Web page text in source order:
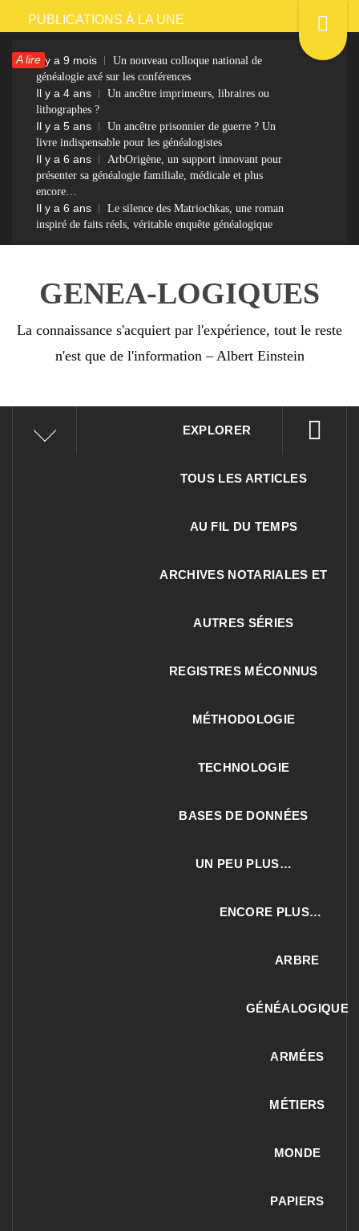
Passer
contenu
PUBLICATIONS À LA UNE
A lireIl y a 9 mois
Un nouveau colloque national de
généalogie axé sur les conférences
Il y a 4 ans
Un ancêtre imprimeurs, libraires ou
lithographes ?
Il y a 5 ans
Un ancêtre prisonnier de guerre ? Un
livre indispensable pour les généalogistes
Il y a 6 ans
ArbOrigène, un support innovant pour
présenter sa généalogie familiale, médicale et plus
encore…
Il y a 6 ans
Le silence des Matriochkas, une roman
inspiré de faits réels, véritable enquête généalogique
GENEA-LOGIQUES
La connaissance s'acquiert par l'expérience, tout le reste
n'est que de l'information – Albert Einstein
EXPLORER
TOUS LES ARTICLES
AU FIL DU TEMPS
ARCHIVES NOTARIALES ET
AUTRES SÉRIES
REGISTRES MÉCONNUS
MÉTHODOLOGIE
TECHNOLOGIE
BASES DE DONNÉES
UN PEU PLUS…
ENCORE PLUS…
ARBRE
GÉNÉALOGIQUE
ARMÉES
MÉTIERS
MONDE
PAPIERS